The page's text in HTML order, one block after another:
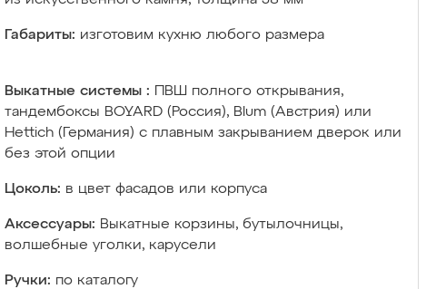
Габариты: изготовим кухню любого размера
Выкатные системы :
ПВШ полного открывания,
тандембоксы BOYARD (Россия), Blum (Австрия) или
Hettich (Германия) с плавным закрыванием дверок или
без этой опции
Цоколь: в цвет фасадов или корпуса
Аксессуары: Выкатные корзины, бутылочницы,
волшебные уголки, карусели
Ручки: по каталогу